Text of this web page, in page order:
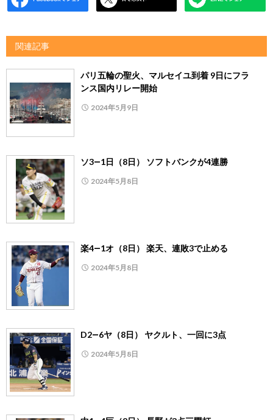
関連記事
パリ五輪の聖火、マルセイユ到着 9日にフラ
ンス国内リレー開始
2024年5月9日
ソ3―1日（8日） ソフトバンクが4連勝
2024年5月8日
楽4―1オ（8日） 楽天、連敗3で止める
2024年5月8日
D2―6ヤ（8日） ヤクルト、一回に3点
2024年5月8日